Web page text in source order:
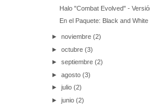
Halo "Combat Evolved" -
En el Paquete: Black and White
►noviembre(2)
►octubre(3)
►septiembre(2)
►agosto(3)
►julio(2)
►junio(2)